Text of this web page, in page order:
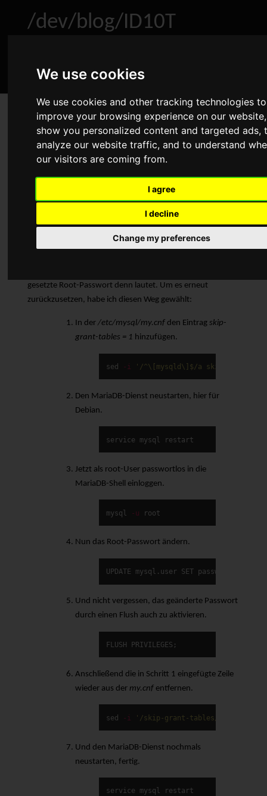
We use cookies
We use cookies and other tracking technologies to
improve your browsing experience on our
show you personalized content and targeted ads,
analyze our website traffic, and to understand
our visitors are coming from.
I agree
I decline
Change my preferences
/dev/blog/ID10T
MariaDB: Root-Passwort
zurücksetzen
Feb 11, 2013•Administration ,Linux •Comments
Wenn man so wie ich einen Server installiert, die MySQL
draufpackt und danach aufgrund
gesetzte Root-Passwort denn lautet. Um es erneut
zurückzusetzen, habe ich diesen Weg gewählt:
In der/etc/mysql/my.cnfden Eintrag skip-
grant-tables = 1 hinzufügen.
sed -i '/^\[mysqld\]$/a skip-grant-
Den MariaDB-Dienst neustarten, hier für
Debian.
service mysql restart
Jetzt als root-User passwortlos in die
MariaDB-Shell einloggen.
mysql -u root
Nun das Root-Passwort ändern.
UPDATE mysql.user SET password =
Und nicht vergessen, das geänderte Passwort
durch einen Flush auch zu aktivieren.
FLUSH PRIVILEGES;
Anschließend die in Schritt 1 eingefügte Zeile
wieder aus der my.cnfentfernen.
sed -i '/skip-grant-tables/d'
Und den MariaDB-Dienst nochmals
neustarten, fertig.
service mysql restart